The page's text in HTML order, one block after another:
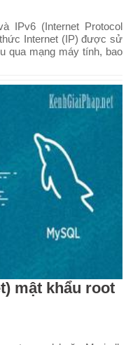
IPv6 (Internet Protocol
Internet (IP) được sử
qua mạng máy tính, bao
mật khẩu root